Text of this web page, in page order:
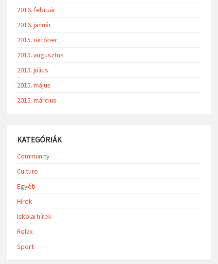
2016. február
2016. január
2015. október
2015. augusztus
2015. július
2015. május
2015. március
KATEGÓRIÁK
Community
Culture
Egyéb
Hírek
Iskolai hírek
Relax
Sport